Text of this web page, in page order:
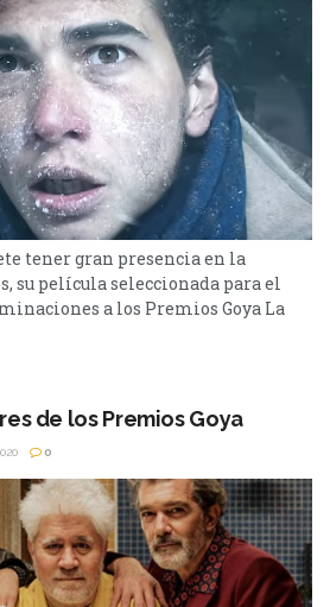
tener gran presencia en la
su película seleccionada para el
a los Premios Goya La
Netflix y el cine español tienen
esta temporada de premios que se
de los Premios Goya
0